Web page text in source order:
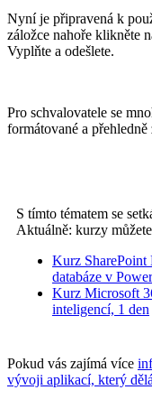
Nyní je připravená k
záložce nahoře klikněte
Vyplňte a odešlete.
Pro schvalovatele se
formátované a přehledně
S tímto tématem se
Aktuálně: kurzy
Kurz SharePoint
databáze v
Kurz Microsoft
inteligencí, 1 den
Pokud vás zajímá více
vývoji aplikací, který